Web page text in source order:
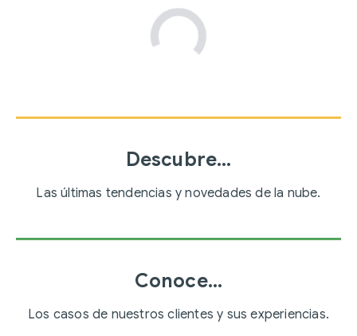
Descubre…
Las últimas tendencias y novedades de la nube.
Conoce...
Los casos de nuestros clientes y sus experiencias.